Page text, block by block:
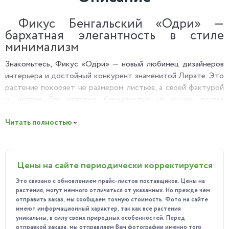
Фикус Бенгальский «Одри» —
бархатная элегантность в стиле
минимализм
Знакомьтесь, Фикус «Одри» — новый любимец дизайнеров
интерьера и достойный конкурент знаменитой Лирате. Это
растение покоряет не размером листьев, а своей фактурой
и цветом. Его матовые, бархатистые на ощупь листья
образ благородства, спокойствия и безупречного стиля.
Тактильное удовольствие: Его листья покрыты
мельчайшим пушком, что делает их бархатными и очень
приятными на ощупь. К этому дереву хочется
прикасаться.
Эстетика светлого ствола: В отличие от большинства
фикусов, у «Одри» ствол имеет красивый бежево-
Читать полностью
Цены на сайте периодически корректируется
Это связано с обновлением прайс-листов поставщиков. Цены на
растения, могут немного отличаться от указанных. Но прежде чем
отправить заказ, мы сообщаем точную стоимость. Фото на сайте
имеют информационный характер, так как все растения
уникальны, в силу своих природных особенностей. Перед
отправкой заказа, мы отправляем Вам фотографии именно того